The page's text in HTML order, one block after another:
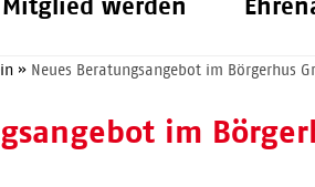
Mitglied werden
» Neues Beratungsangebot im Börgerhus
im